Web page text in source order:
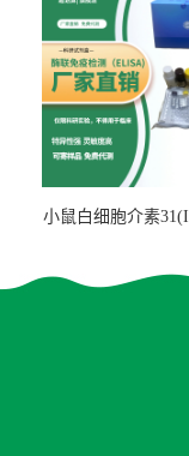
小鼠白细胞介素